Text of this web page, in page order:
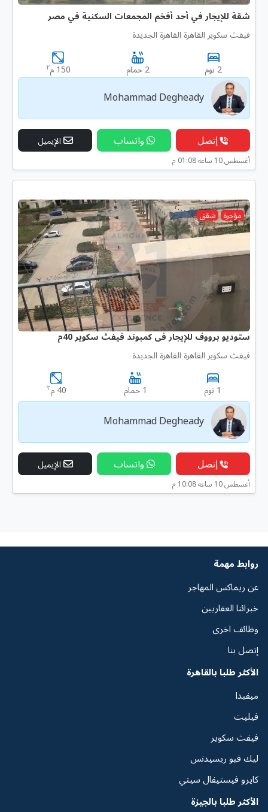
شقة للإيجار في أحد أفخم المجمعات السكنية في مصر
فيفث سكوير القاهرة القاهرة الجديدة
2 نوم 2 حمام 150 م ٢
Mohammad Degheady
إتصل واتساب الإيميل
أغسطس 10 ساعه 01:08 م
مؤجرة شقق
ستوديو برووف للإيجار فى كمبوند فيفث سكوير 40م
فيفث سكوير القاهرة القاهرة الجديدة
1 نوم 1 حمام 40 م ٢
Mohammad Degheady
إتصل واتساب الإيميل
أغسطس 10 ساعه 10:08 م
روابط مهمة
عن ريماكس المهاجر
خبرائنا العقاريين
وظائف اخرى
إتصل بنا
الأكثر طلبا بالقاهرة
ميفيدا
فيليت
فيفث سكوير
ليك فيو ريسيدنس
كايرو فيستيفال سيتي
الأكثر طلبا بالجيزة